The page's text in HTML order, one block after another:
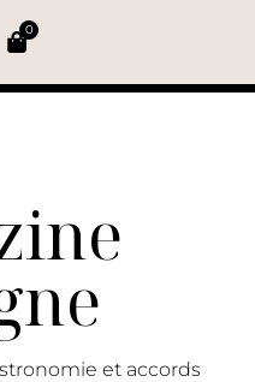
0
et accords